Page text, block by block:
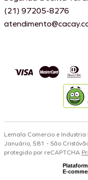
(21) 97205-8276
Lemala Comercio e
Januário, 581 - São
protegido por reCAPTCHA
E-